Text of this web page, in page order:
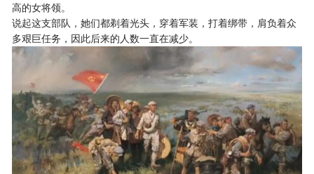
高的女将领。
说起这支部队，她们都剃着光头，穿着军装，打着绑带，肩负着众
多艰巨任务，因此后来的人数一直在减少。